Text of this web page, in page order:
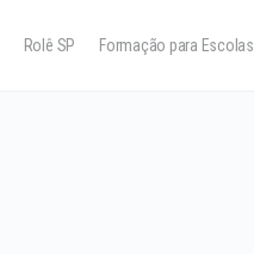
Rolê SP Formação para Escolas